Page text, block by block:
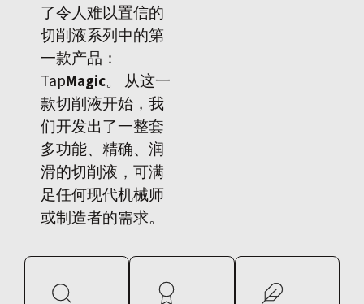
了令人难以置信的
切削液系列中的第
一款产品：
TapMagic。 从这一
款切削液开始，我
们开发出了一整套
多功能、精确、润
滑的切削液，可满
足任何现代机械师
或制造者的需求。